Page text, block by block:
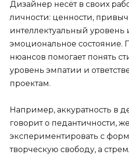
Дизайнер несёт в своих
личности: ценности,
интеллектуальный уровень
эмоциональное состояние.
нюансов помогает понять
уровень эмпатии и
проектам.
Например, аккуратность в
говорит о педантичности,
экспериментировать с
творческую свободу, а